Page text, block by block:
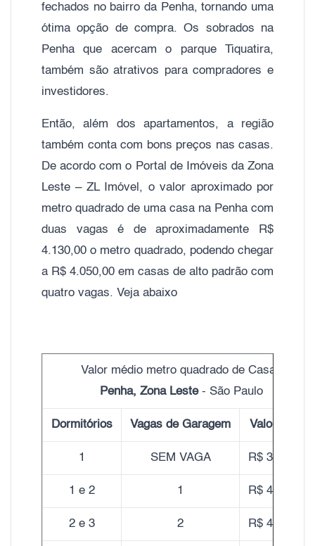
fechados no bairro da Penha, tornando uma
ótima opção de compra. Os sobrados na
Penha que acercam o parque Tiquatira,
também são atrativos para compradores e
investidores.
Então, além dos apartamentos, a região
também conta com bons preços nas casas.
De acordo com o Portal de Imóveis da Zona
Leste – ZL Imóvel, o valor aproximado por
metro quadrado de uma casa na Penha com
duas vagas é de aproximadamente R$
4.130,00 o metro quadrado, podendo chegar
a R$ 4.050,00 em casas de alto padrão com
quatro vagas. Veja abaixo
Valor médio metro quadrado de Casas
Penha, Zona Leste- São Paulo
Dormitórios Vagas de Garagem Valor do m²
1 SEM VAGA R$ 3.800,00
1 e 2 1 R$ 4.350,00
2 e 3 2 R$ 4.130,00